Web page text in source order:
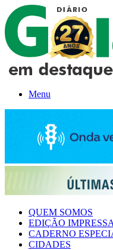
Menu
QUEM SOMOS
EDIÇÃO IMPRESSA
CADERNO
CIDADES